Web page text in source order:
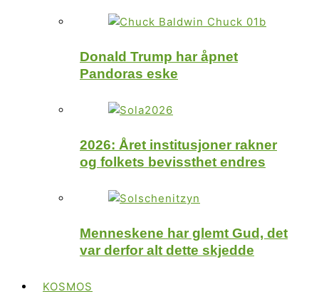
Donald Trump har åpnet
Pandoras eske
2026: Året institusjoner rakner
og folkets bevissthet endres
Menneskene har glemt Gud, det
var derfor alt dette skjedde
KOSMOS